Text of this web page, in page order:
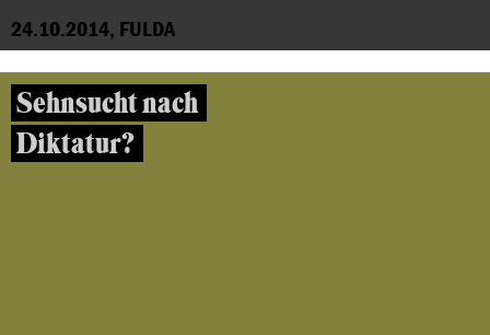
24.10.2014, FULDA
Sehnsucht nach
Diktatur?